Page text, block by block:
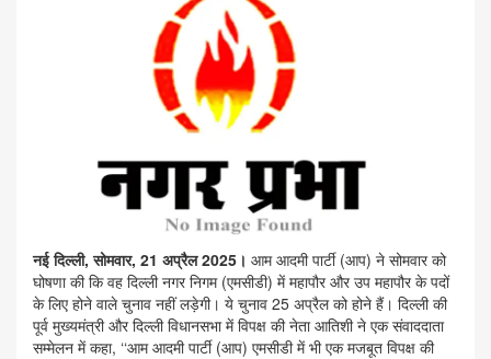
नई दिल्ली, सोमवार, 21 अप्रैल 2025। आम आदमी पार्टी (आप) ने सोमवार को
घोषणा की कि वह दिल्ली नगर निगम (एमसीडी) में महापौर और उप महापौर के पदों
के लिए होने वाले चुनाव नहीं लड़ेगी। ये चुनाव 25 अप्रैल को होने हैं। दिल्ली की
पूर्व मुख्यमंत्री और दिल्ली विधानसभा में विपक्ष की नेता आतिशी ने एक संवाददाता
सम्मेलन में कहा, ‘‘आम आदमी पार्टी (आप) एमसीडी में भी एक मजबूत विपक्ष की